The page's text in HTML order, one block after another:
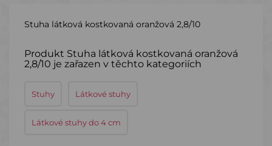
Stuha látková kostkovaná oranžová 2,8/10
Produkt Stuha látková kostkovaná oranžová
2,8/10 je zařazen v těchto kategoriích
Stuhy Látkové stuhy
Látkové stuhy do 4 cm